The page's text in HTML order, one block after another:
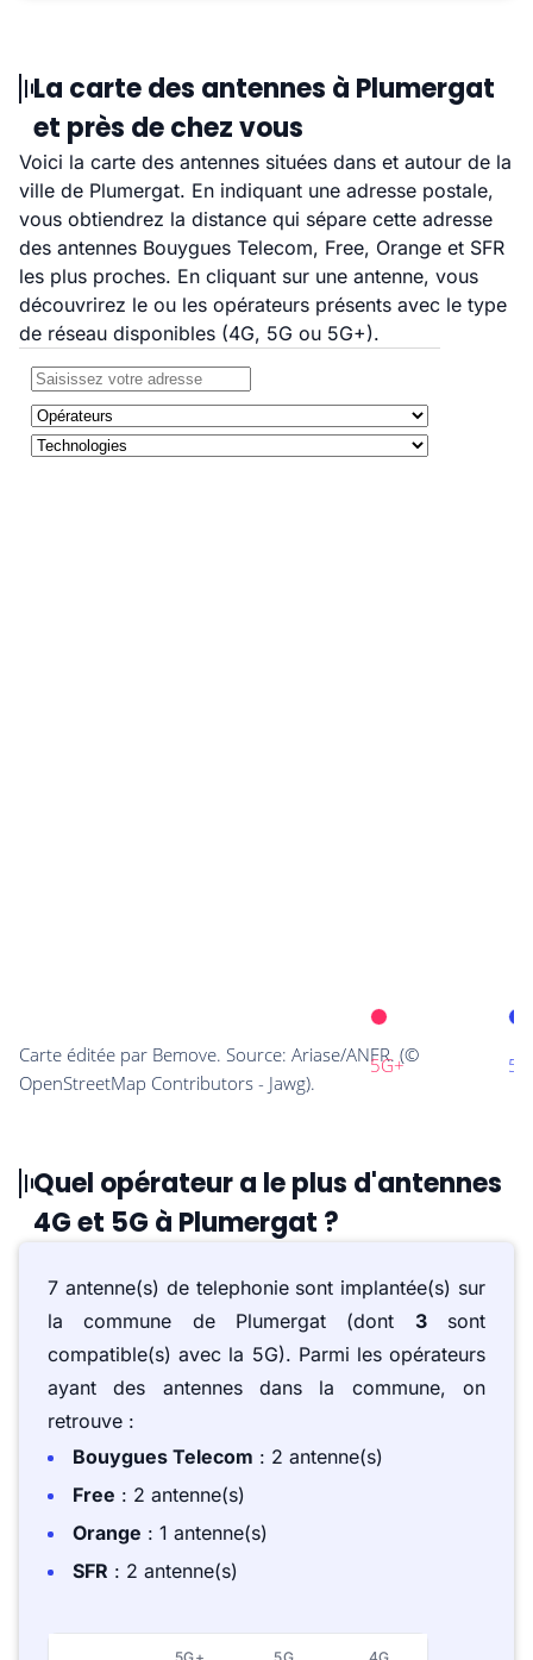
La carte des antennes à Plumergat
et près de chez vous
Voici la carte des antennes situées dans et autour de la
ville de Plumergat. En indiquant une adresse postale,
vous obtiendrez la distance qui sépare cette adresse
des antennes Bouygues Telecom, Free, Orange et SFR
les plus proches. En cliquant sur une antenne, vous
découvrirez le ou les opérateurs présents avec le type
de réseau disponibles (4G, 5G ou 5G+).
Quel opérateur a le plus d'antennes
4G et 5G à Plumergat ?
7 antenne(s) de telephonie sont implantée(s) sur
la commune de Plumergat (dont 3sont
compatible(s) avec la 5G). Parmi les opérateurs
ayant des antennes dans la commune, on
retrouve :
Bouygues Telecom : 2 antenne(s)
Free : 2 antenne(s)
Orange : 1 antenne(s)
SFR : 2 antenne(s)